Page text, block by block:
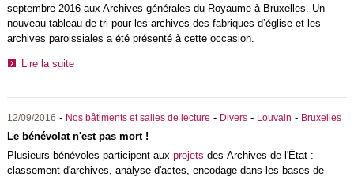
septembre 2016 aux Archives générales du Royaume à Bruxelles. Un
nouveau tableau de tri pour les archives des fabriques d’église et les
archives paroissiales a été présenté à cette occasion.
Lire la suite
12/09/2016 - Nos bâtiments et salles de lecture - Divers- Louvain - Bruxelles
Le bénévolat n'est pas mort !
Plusieurs bénévoles participent aux projets des Archives de l'État :
classement d'archives, analyse d'actes, encodage dans les bases de